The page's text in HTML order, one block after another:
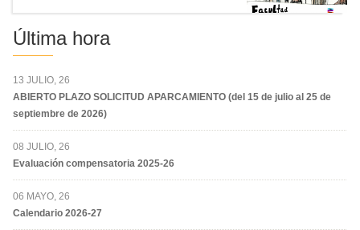
Última hora
13 JULIO, 26
ABIERTO PLAZO SOLICITUD APARCAMIENTO (del 15 de julio al 25 de
septiembre de 2026)
08 JULIO, 26
Evaluación compensatoria 2025-26
06 MAYO, 26
Calendario 2026-27